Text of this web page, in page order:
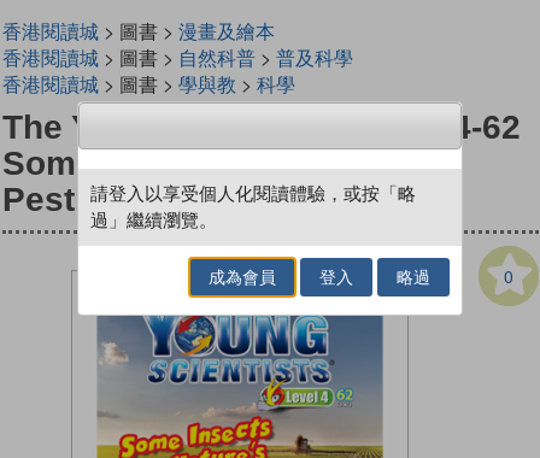
香港閱讀城> 圖書 > 漫畫及繪本
香港閱讀城> 圖書 > 自然科普> 普及科學
香港閱讀城> 圖書 > 學與教 > 科學
The Young Scientists Level 4-62
Some Insect Are Nature's
Pesticides
0
請登入以享受個人化閱讀體驗，或按「略
過」繼續瀏覽。
成為會員 登入 略過